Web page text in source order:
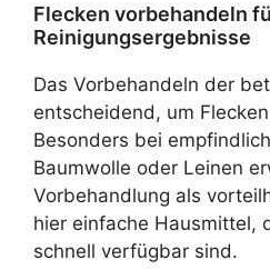
Flecken vorbehandeln
Reinigungsergebnisse
Das Vorbehandeln der
entscheidend, um
Besonders bei
Baumwolle oder Leinen
Vorbehandlung als
hier einfache Hausmittel,
schnell verfügbar sind.